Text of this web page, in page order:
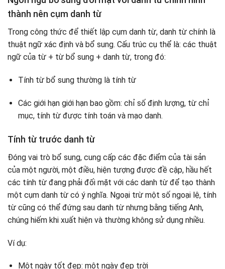
thành nên cụm danh từ
Trong công thức để thiết lập cụm danh từ, danh từ chính là
thuật ngữ xác định và bổ sung. Cấu trúc cụ thể là: các thuật
ngữ của từ + từ bổ sung + danh từ, trong đó:
Tính từ bổ sung thường là tính từ
Các giới hạn giới hạn bao gồm: chỉ số định lượng, từ chỉ
mục, tính từ được tính toán và mạo danh.
Tính từ trước danh từ
Đóng vai trò bổ sung, cung cấp các đặc điểm của tài sản
của một người, một điều, hiện tượng được đề cập, hầu hết
các tính từ đang phải đối mặt với các danh từ để tạo thành
một cụm danh từ có ý nghĩa. Ngoại trừ một số ngoại lệ, tính
từ cũng có thể đứng sau danh từ nhưng bằng tiếng Anh,
chúng hiếm khi xuất hiện và thường không sử dụng nhiều.
Ví dụ:
Một ngày tốt đẹp: một ngày đẹp trời